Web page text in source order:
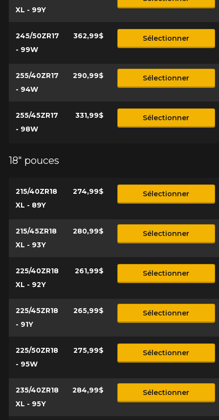
XL - 99Y
245/50ZR17
- 99W
362,99$ Sélectionner
255/40ZR17
- 94W
290,99$ Sélectionner
255/45ZR17
- 98W
331,99$ Sélectionner
18" pouces
215/40ZR18
XL - 89Y
274,99$ Sélectionner
215/45ZR18
XL - 93Y
280,99$ Sélectionner
225/40ZR18
XL - 92Y
261,99$ Sélectionner
225/45ZR18
- 91Y
265,99$ Sélectionner
225/50ZR18
- 95W
275,99$ Sélectionner
235/40ZR18
XL - 95Y
284,99$ Sélectionner